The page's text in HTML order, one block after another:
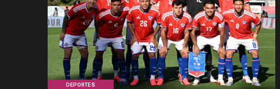
DEPORTES